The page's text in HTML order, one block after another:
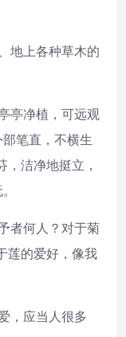
地上各种草木的
亭净植，可远观
笔直，不横生
洁净地挺立，
者何人？对于菊
莲的爱好，像我
，应当人很多